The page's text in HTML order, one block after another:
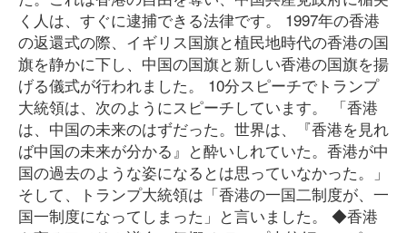
く人は、すぐに逮捕できる法律です。 1997年の香港
の返還式の際、イギリス国旗と植民地時代の香港の国
旗を静かに下し、中国の国旗と新しい香港の国旗を揚
げる儀式が行われました。 10分スピーチでトランプ
大統領は、次のようにスピーチしています。 「香港
は、中国の未来のはずだった。世界は、『香港を見れ
ば中国の未来が分かる』と酔いしれていた。香港が中
国の過去のような姿になるとは思っていなかった。」
そして、トランプ大統領は「香港の一国二制度が、一
国一制度になってしまった」と言いました。 ◆香港